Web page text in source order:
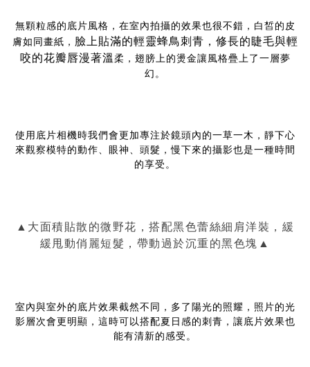
無顆粒感的底片風格，在室內拍攝的效果也很不錯，白皙的皮
膚如同畫紙， 臉上貼滿的輕靈蜂鳥刺青，修長的睫毛與輕
咬的花瓣唇漫著溫柔，翅膀上的燙金讓風格疊上了一層夢
幻。
使用底片相機時我們會更加專注於鏡頭內的一草一木，靜下心
來觀察模特的動作、眼神、頭髮，慢下來的攝影也是一種時間
的享受。
▲大面積貼散的微野花，搭配黑色蕾絲細肩洋裝，緩
緩甩動俏麗短髮，帶動過於沉重的黑色塊▲
室內與室外的底片效果截然不同，多了陽光的照耀，照片的光
影層次會更明顯，這時可以搭配夏日感的刺青，讓底片效果也
能有清新的感受。